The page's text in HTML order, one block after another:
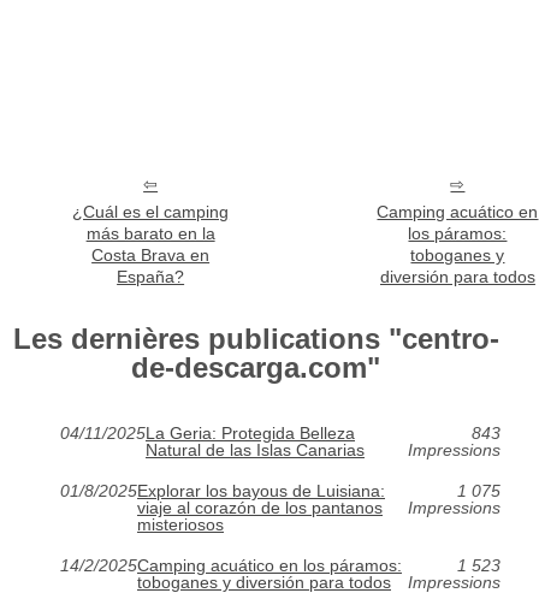
¿Cuál es el camping
más barato en la
Costa Brava en
España?
Camping acuático en
los páramos:
toboganes y
diversión para todos
Les dernières publications "centro-
de-descarga.com"
04/11/2025La Geria: Protegida Belleza
Natural de las Islas Canarias
843
Impressions
01/8/2025Explorar los bayous de Luisiana:
viaje al corazón de los pantanos
misteriosos
1 075
Impressions
14/2/2025Camping acuático en los páramos:
toboganes y diversión para todos
1 523
Impressions